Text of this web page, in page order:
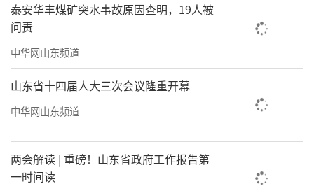
泰安华丰煤矿突水事故原因查明，19人被
问责
中华网山东频道
山东省十四届人大三次会议隆重开幕
中华网山东频道
两会解读 | 重磅！山东省政府工作报告第
一时间读